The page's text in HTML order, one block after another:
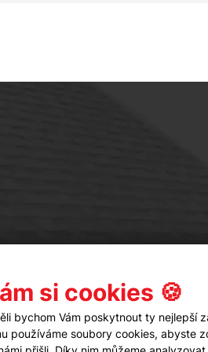
si cookies 🍪
bychom Vám poskytnout ty nejlepší
používáme soubory cookies, abyste